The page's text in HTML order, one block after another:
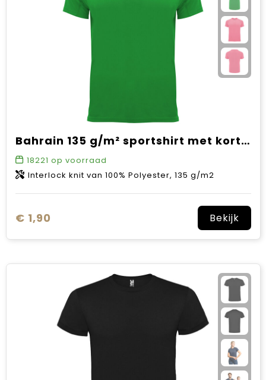
Bahrain 135 g/m² sportshirt met korte mouwen voor kinderen
18221 op voorraad
Interlock knit van 100% Polyester, 135 g/m2
€ 1,90 Bekijk